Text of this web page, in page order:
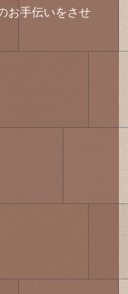
お手伝いをさせ